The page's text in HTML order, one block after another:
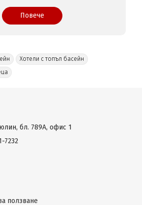
Повече
Хотели с топъл басейн
бл. 789А, офис 1
7232
ползване